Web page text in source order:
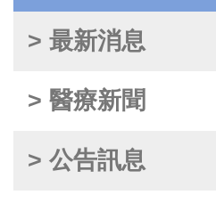
> 最新消息
> 醫療新聞
> 公告訊息